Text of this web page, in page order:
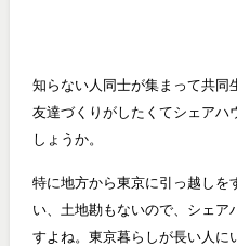
知らない人同士が集まって共同
友達づくりがしたくてシェアハ
しょうか。
特に地方から東京に引っ越しを
い、土地勘もないので、シェ
すよね。東京暮らしが長い人に